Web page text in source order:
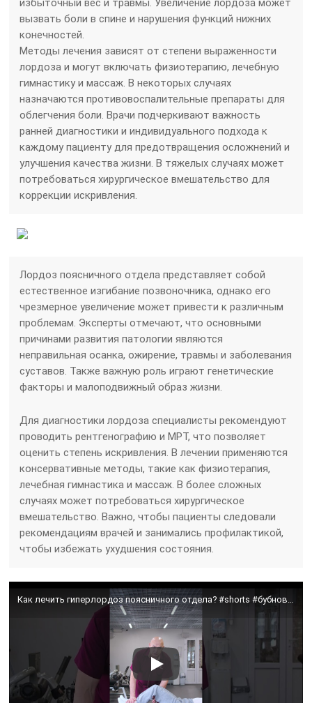
избыточный вес и травмы. Увеличение лордоза может
вызвать боли в спине и нарушения функций нижних
конечностей.
Методы лечения зависят от степени выраженности
лордоза и могут включать физиотерапию, лечебную
гимнастику и массаж. В некоторых случаях
назначаются противовоспалительные препараты для
облегчения боли. Врачи подчеркивают важность
ранней диагностики и индивидуального подхода к
каждому пациенту для предотвращения осложнений и
улучшения качества жизни. В тяжелых случаях может
потребоваться хирургическое вмешательство для
коррекции искривления.
Лордоз поясничного отдела представляет собой
естественное изгибание позвоночника, однако его
чрезмерное увеличение может привести к различным
проблемам. Эксперты отмечают, что основными
причинами развития патологии являются
неправильная осанка, ожирение, травмы и заболевания
суставов. Также важную роль играют генетические
факторы и малоподвижный образ жизни.
Для диагностики лордоза специалисты рекомендуют
проводить рентгенографию и МРТ, что позволяет
оценить степень искривления. В лечении применяются
консервативные методы, такие как физиотерапия,
лечебная гимнастика и массаж. В более сложных
случаях может потребоваться хирургическое
вмешательство. Важно, чтобы пациенты следовали
рекомендациям врачей и занимались профилактикой,
чтобы избежать ухудшения состояния.